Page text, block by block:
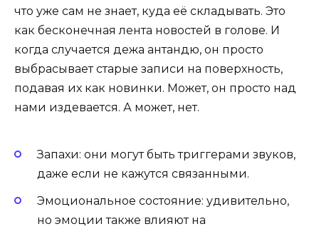
что уже сам не знает, куда её складывать. Это
как бесконечная лента новостей в голове. И
когда случается дежа антандю, он просто
выбрасывает старые записи на поверхность,
подавая их как новинки. Может, он просто над
нами издевается. А может, нет.
Запахи: они могут быть триггерами звуков,
даже если не кажутся связанными.
Эмоциональное состояние: удивительно,
но эмоции также влияют на